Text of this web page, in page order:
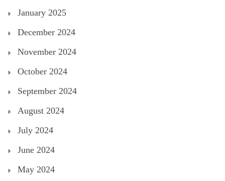
January 2025
December 2024
November 2024
October 2024
September 2024
August 2024
July 2024
June 2024
May 2024